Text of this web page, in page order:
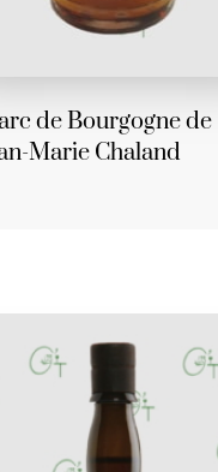
de Bourgogne de
Marie Chaland